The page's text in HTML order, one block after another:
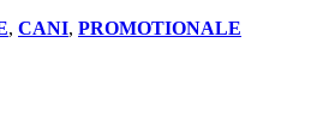
, CANI, PROMOTIONALE